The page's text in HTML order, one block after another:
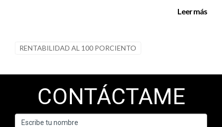
Leer más
RENTABILIDAD AL 100 PORCIENTO
CONTÁCTAME